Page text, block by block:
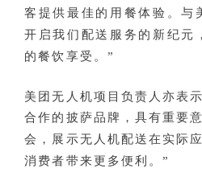
客提供最佳的用餐体验。与
开启我们配送服务的新纪元
的餐饮享受。”
美团无人机项目负责人亦表
合作的披萨品牌，具有重要
会，展示无人机配送在实际
消费者带来更多便利。”